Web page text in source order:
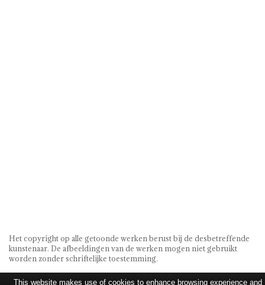
Het copyright op alle getoonde werken berust bij de desbetreffende
kunstenaar. De afbeeldingen van de werken mogen niet gebruikt
worden zonder schriftelijke toestemming.
This website makes use of cookies to enhance browsing experience and